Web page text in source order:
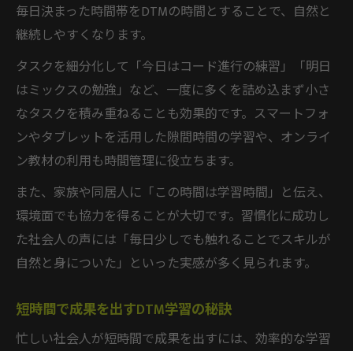
毎日決まった時間帯をDTMの時間とすることで、自然と
継続しやすくなります。
タスクを細分化して「今日はコード進行の練習」「明日
はミックスの勉強」など、一度に多くを詰め込まず小さ
なタスクを積み重ねることも効果的です。スマートフォ
ンやタブレットを活用した隙間時間の学習や、オンライ
ン教材の利用も時間管理に役立ちます。
また、家族や同居人に「この時間は学習時間」と伝え、
環境面でも協力を得ることが大切です。習慣化に成功し
た社会人の声には「毎日少しでも触れることでスキルが
自然と身についた」といった実感が多く見られます。
短時間で成果を出すDTM学習の秘訣
忙しい社会人が短時間で成果を出すには、効率的な学習